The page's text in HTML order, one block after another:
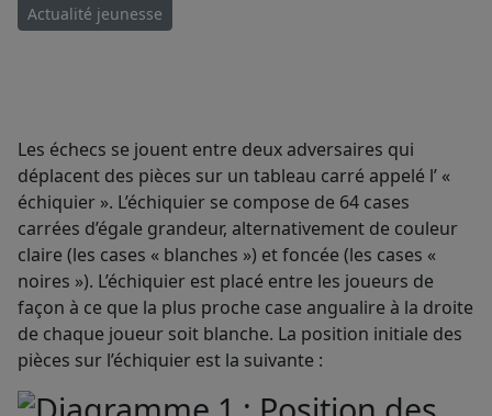
Actualité jeunesse
Les échecs se jouent entre deux adversaires qui
déplacent des pièces sur un tableau carré appelé l’ «
échiquier ». L’échiquier se compose de 64 cases
carrées d’égale grandeur, alternativement de couleur
claire (les cases « blanches ») et foncée (les cases «
noires »). L’échiquier est placé entre les joueurs de
façon à ce que la plus proche case angualire à la droite
de chaque joueur soit blanche. La position initiale des
pièces sur l’échiquier est la suivante :